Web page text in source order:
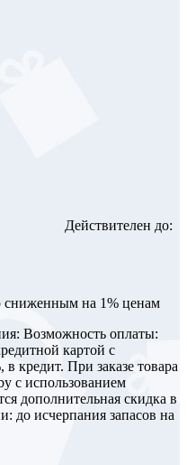
Действителен до:
сниженным на 1% ценам
Возможность оплаты:
картой с
кредит. При заказе товара
с использованием
дополнительная скидка в
до исчерпания запасов на